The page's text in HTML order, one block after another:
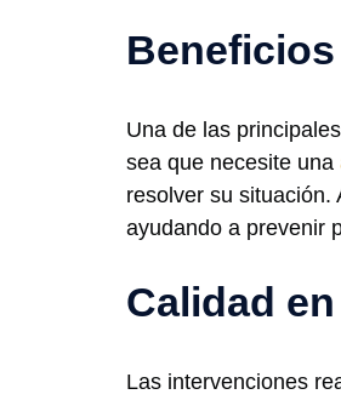
Una de las
sea que necesite una
resolver su situación.
ayudando a prevenir
Calidad
Las intervenciones